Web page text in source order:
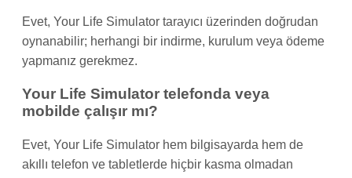
Evet, Your Life Simulator tarayıcı üzerinden doğrudan
oynanabilir; herhangi bir indirme, kurulum veya ödeme
yapmanız gerekmez.
Your Life Simulator telefonda veya
mobilde çalışır mı?
Evet, Your Life Simulator hem bilgisayarda hem de
akıllı telefon ve tabletlerde hiçbir kasma olmadan